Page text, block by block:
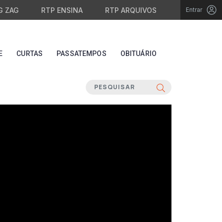
ZAG RTP ENSINA RTP ARQUIVOS Entrar
CURTAS PASSATEMPOS OBITUÁRIO